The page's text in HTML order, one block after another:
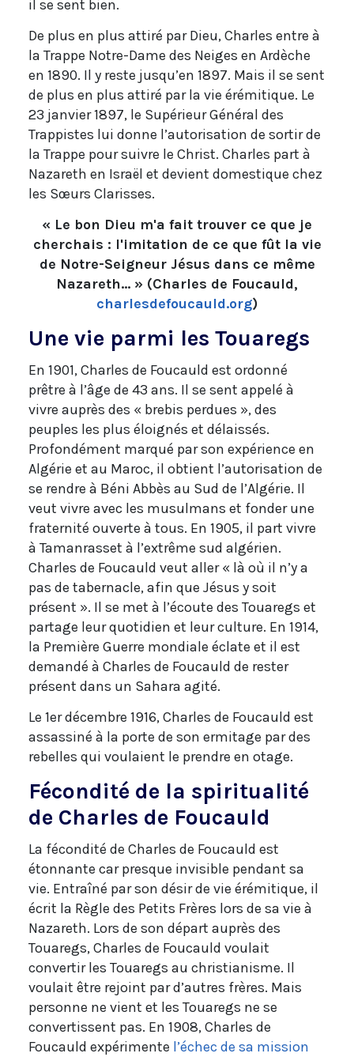
il se sent bien.
De plus en plus attiré par Dieu, Charles entre à
la Trappe Notre-Dame des Neiges en Ardèche
en 1890. Il y reste jusqu’en 1897. Mais il se sent
de plus en plus attiré par la vie érémitique. Le
23 janvier 1897, le Supérieur Général des
Trappistes lui donne l’autorisation de sortir de
la Trappe pour suivre le Christ. Charles part à
Nazareth en Israël et devient domestique chez
les Sœurs Clarisses.
« Le bon Dieu m'a fait trouver ce que je
cherchais : l'imitation de ce que fût la vie
de Notre-Seigneur Jésus dans ce même
Nazareth... » (Charles de Foucauld,
charlesdefoucauld.org)
Une vie parmi les Touaregs
En 1901, Charles de Foucauld est ordonné
prêtre à l’âge de 43 ans. Il se sent appelé à
vivre auprès des « brebis perdues », des
peuples les plus éloignés et délaissés.
Profondément marqué par son expérience en
Algérie et au Maroc, il obtient l’autorisation de
se rendre à Béni Abbès au Sud de l’Algérie. Il
veut vivre avec les musulmans et fonder une
fraternité ouverte à tous. En 1905, il part vivre
à Tamanrasset à l’extrême sud algérien.
Charles de Foucauld veut aller « là où il n’y a
pas de tabernacle, afin que Jésus y soit
présent ». Il se met à l’écoute des Touaregs et
partage leur quotidien et leur culture. En 1914,
la Première Guerre mondiale éclate et il est
demandé à Charles de Foucauld de rester
présent dans un Sahara agité.
Le 1er décembre 1916, Charles de Foucauld est
assassiné à la porte de son ermitage par des
rebelles qui voulaient le prendre en otage.
Fécondité de la spiritualité
de Charles de Foucauld
La fécondité de Charles de Foucauld est
étonnante car presque invisible pendant sa
vie. Entraîné par son désir de vie érémitique, il
écrit la Règle des Petits Frères lors de sa vie à
Nazareth. Lors de son départ auprès des
Touaregs, Charles de Foucauld voulait
convertir les Touaregs au christianisme. Il
voulait être rejoint par d’autres frères. Mais
personne ne vient et les Touaregs ne se
convertissent pas. En 1908, Charles de
Foucauld expérimente l’échec de sa mission